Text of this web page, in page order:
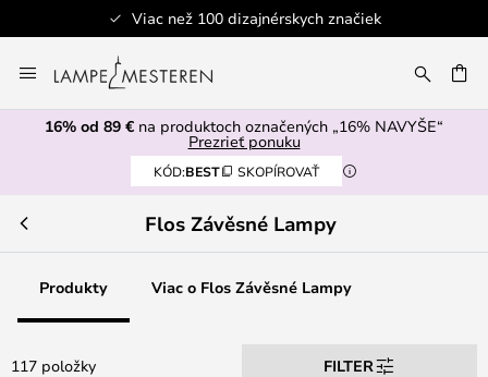
Bezpečná platba
to
Content
16% od 89 € na produktoch označených „16% NAVYŠE“
Prezrieť ponuku
KÓD:BEST SKOPÍROVAŤ
Flos Závěsné Lampy
Produkty Viac o Flos Závěsné Lampy
117 položky FILTER